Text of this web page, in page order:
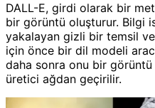
DALL-E, girdi olarak bir
bir görüntü oluşturur. Bilgi
yakalayan gizli bir temsil
için önce bir dil modeli
daha sonra onu bir
üretici ağdan geçirilir.